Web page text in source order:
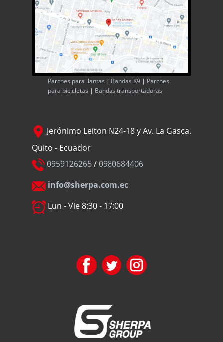
Parches para llantas | Bandas K9 | Parches
para bicicletas | Bandas transportadoras
Jerónimo Leiton N24-18 y Av. La Gasca.
Quito - Ecuador
0959126265/0980684406
info@sherpa.com.ec
Lun - Vie 8:30 - 17:00